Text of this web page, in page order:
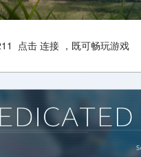
点击 连接 ，既可畅玩游戏